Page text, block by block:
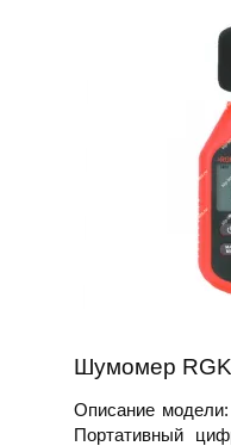
применимы
проверке
обеспечение
Где
Приборы
зданий, в проверках
В
Для подбора и
специалистов, чтобы
Шумомер
Описание
Портативный